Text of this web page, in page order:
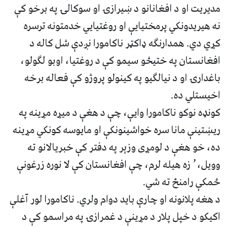
مدیریت او د افغانانو د ښیرازۍ او سوکالۍ په برخو کې
نه هیریدونکي پرمختیایې او روغتیایي خدمتونه ترسره
کړي دي. همدارنګه ډاکټر ناکامورا نږدې شل کاله د
افغانستان په ختیځو سیمو کې د روغتیا، اوبو لګولو،
باغدارۍ او د نیالګیو په کینولو پروژو کې فعاله برخه
اخیستلي ده.
کونډه نوکو ناکامورا وایې، چې د هغې د میړه مړینه په
ریښتینې مانا سره خواشینونکې او مایوسه کونکي مړینه
ده، خو هغې د لومړی وزېر په دفتر کې خبریالانو ته
وویل،٬ زه هیله لرم، چې افغانستان کې لا نوره زرغونې
ځمکې رامنځ ته شي.
د هغه پلانونه او چارې باید دوام ولري. ناکامورا لور آغلې
اکیکو د خپل پلار د مړینې د غمرازۍ په مراسمو کې د